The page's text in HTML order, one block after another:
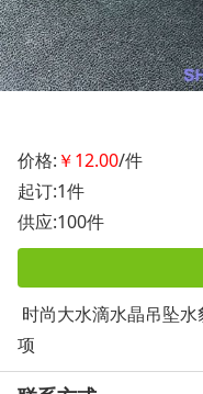
价格: ￥12.00/件
起订:1件
供应:100件
时尚大水滴水晶吊坠
项